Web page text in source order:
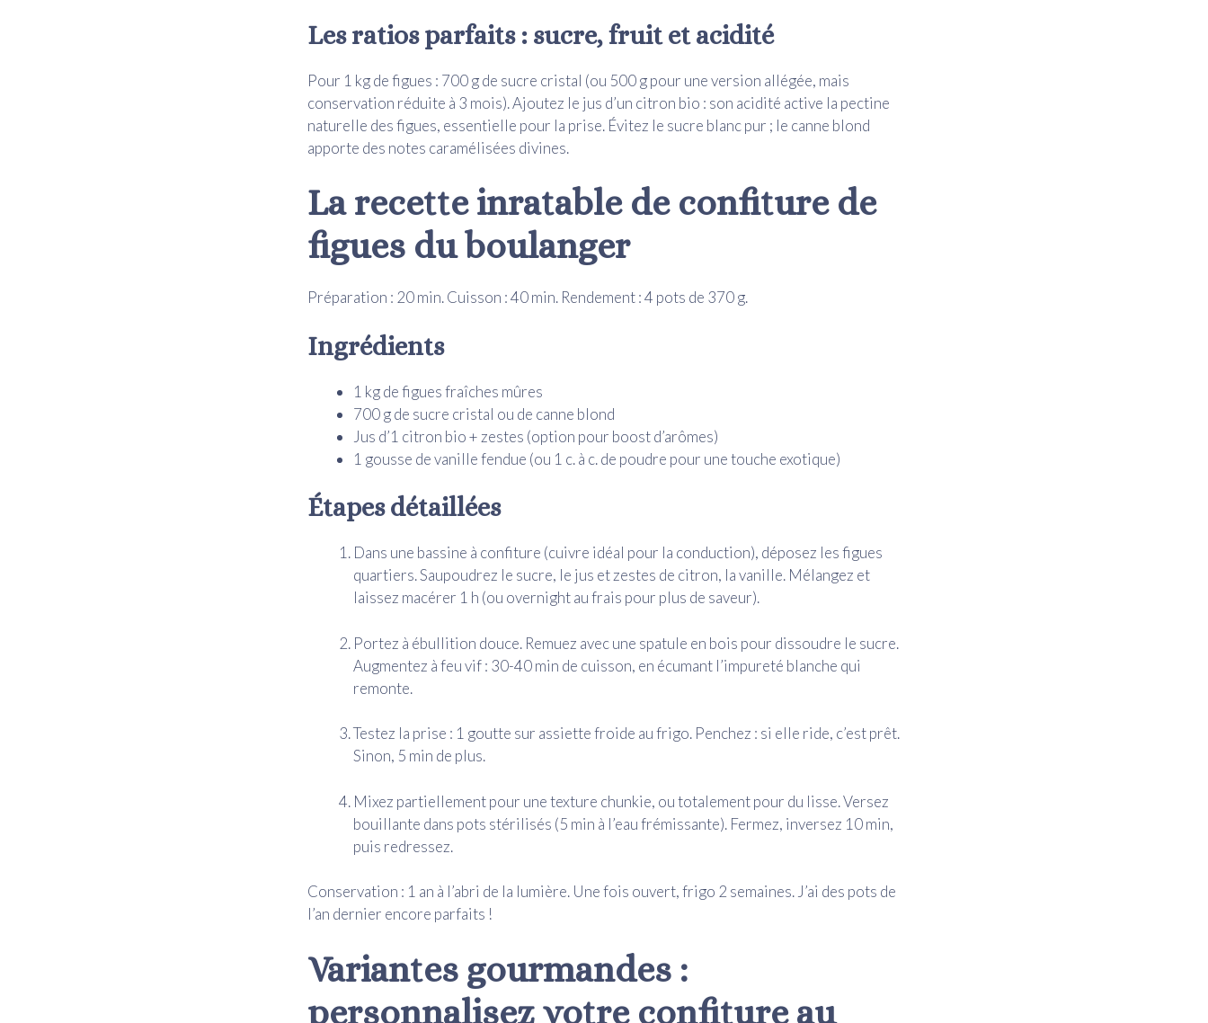
Les ratios parfaits : sucre, fruit et acidité
Pour 1 kg de figues : 700 g de sucre cristal (ou 500 g pour une version allégée, mais
conservation réduite à 3 mois). Ajoutez le jus d’un citron bio : son acidité active la pectine
naturelle des figues, essentielle pour la prise. Évitez le sucre blanc pur ; le canne blond
apporte des notes caramélisées divines.
La recette inratable de confiture de
figues du boulanger
Préparation : 20 min. Cuisson : 40 min. Rendement : 4 pots de 370 g.
Ingrédients
1 kg de figues fraîches mûres
700 g de sucre cristal ou de canne blond
Jus d’1 citron bio + zestes (option pour boost d’arômes)
1 gousse de vanille fendue (ou 1 c. à c. de poudre pour une touche exotique)
Étapes détaillées
Dans une bassine à confiture (cuivre idéal pour la conduction), déposez les figues
quartiers. Saupoudrez le sucre, le jus et zestes de citron, la vanille. Mélangez et
laissez macérer 1 h (ou overnight au frais pour plus de saveur).
Portez à ébullition douce. Remuez avec une spatule en bois pour dissoudre le sucre.
Augmentez à feu vif : 30-40 min de cuisson, en écumant l’impureté blanche qui
remonte.
Testez la prise : 1 goutte sur assiette froide au frigo. Penchez : si elle ride, c’est prêt.
Sinon, 5 min de plus.
Mixez partiellement pour une texture chunkie, ou totalement pour du lisse. Versez
bouillante dans pots stérilisés (5 min à l’eau frémissante). Fermez, inversez 10 min,
puis redressez.
Conservation : 1 an à l’abri de la lumière. Une fois ouvert, frigo 2 semaines. J’ai des pots de
l’an dernier encore parfaits !
Variantes gourmandes :
personnalisez votre confiture au